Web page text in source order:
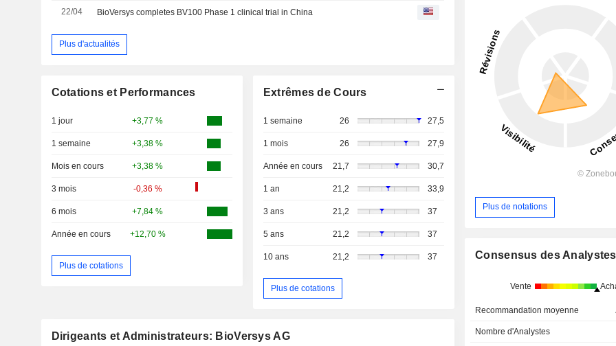
22/04 BioVersys completes BV100 Phase 1 clinical trial in China
Plus d'actualités
Cotations et Performances
1 jour +3,77 %
1 semaine +3,38 %
Mois en cours +3,38 %
3 mois -0,36 %
6 mois +7,84 %
Année en cours +12,70 %
Plus de cotations
Extrêmes de Cours
1 semaine 26 27,5
1 mois 26 27,9
Année en cours 21,7 30,7
1 an 21,2 33,9
3 ans 21,2 37
5 ans 21,2 37
10 ans 21,2 37
Plus de cotations
Dirigeants et Administrateurs: BioVersys AG
Plus de notations
Consensus des Analystes
Vente
Recommandation moyenne
Nombre d'Analystes